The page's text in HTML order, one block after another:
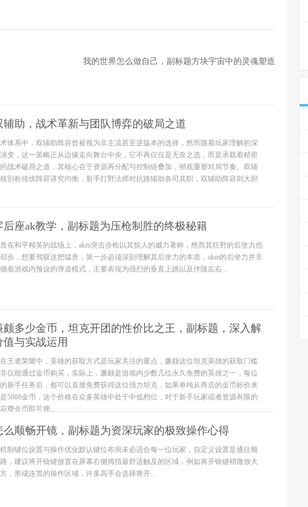
我的世界怎么做自己，副标题方块宇宙中的灵魂塑造
辅助，战术革新与团队博弈的破局之道
体系中，双辅助阵容曾被视为非主流甚至逆版本的选择，然而随着玩家理解的深
变，这一策略正从边缘走向舞台中央，它不再仅仅是无奈之选，而是承载着精密
战术破局之道，其核心在于资源再分配与控制链叠加，彻底重塑对局节奏。双辅
剖析传统阵容讲究均衡，射手打野法师对抗路辅助各司其职，双辅助阵容则大胆
后座ak教学，副标题为压枪制胜的终极秘籍
在和平精英的战场上，akm突击步枪以其惊人的威力著称，然而其狂野的后坐力也
步，想要驾驭这把猛兽，第一步必须深刻理解其后坐力的本质，akm的后坐力并非
着游戏内预设的弹道模式，主要表现为强烈的垂直上跳以及伴随左右...
颇多少金币，坦克开团的性价比之王，副标题，深入解
与实战运用
王者荣耀中，英雄的获取方式是玩家关注的重点，廉颇这位坦克英雄的获取门槛
仅能通过金币购买，实际上，廉颇是游戏内少数几位永久免费的英雄之一，每位
新手任务后，都可以直接免费获得这位强力坦克，如果单纯从商店的金币标价来
5888金币，这个价格在众多英雄中处于中低档位，对于新手玩家或者资源有限的
费金币即可拥...
么顺畅开镜，副标题为资深玩家的极致操作心得
制键位设置与操作优化默认键位布局未必适合每一位玩家，自定义设置是通往顺
，建议将开镜键放置在屏幕右侧拇指最舒适触及的区域，例如将开镜键稍微放大
，形成连贯的操作区域，许多高手会选择将开...